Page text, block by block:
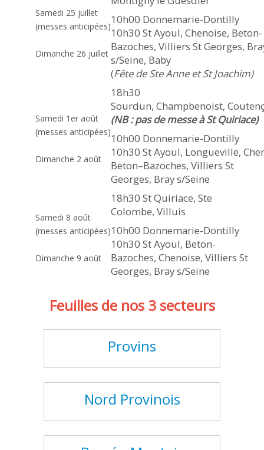
on les voit vivre dans le monde,
mais le culte qu’ils rendent à Dieu
demeure invisible.
Samedi 25 juillet
(messes anticipées)
Dimanche 26 juillet
10h00 Donnemarie-Dontilly
10h30 St Ayoul, Chenoise, Beton-
Bazoches, Villiers St Georges,
s/Seine, Baby
(Fête de Ste Anne et St Joachim)
Samedi 1er août
(messes anticipées)
Dimanche 2 août
18h30
Sourdun, Champbenoist,
(NB : pas de messe à St Quiriace)
10h00 Donnemarie-Dontilly
10h30 St Ayoul, Longueville,
Beton–Bazoches, Villiers St
Georges, Bray s/Seine
Samedi 8 août
(messes anticipées)
Dimanche 9 août
18h30 St Quiriace, Ste
Colombe, Villuis
10h00 Donnemarie-Dontilly
10h30 St Ayoul, Beton-
Bazoches, Chenoise, Villiers St
Georges, Bray s/Seine
Feuilles de nos 3 secteurs
Provins
Nord Provinois